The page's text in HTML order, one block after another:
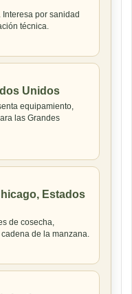
por sanidad
técnica.
Unidos
equipamiento,
las Grandes
Estados
de cosecha,
de la manzana.